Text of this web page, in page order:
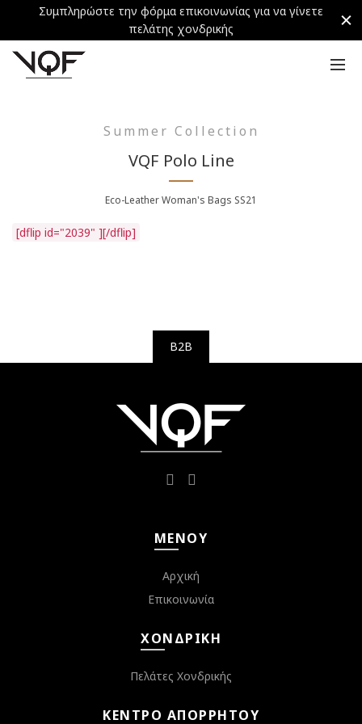
Summer Collection
VQF Polo Line
Eco-Leather Woman's Bags SS21
[dflip id="2039" ][/dflip]
B2B
ΜΕΝΟΎ
Αρχική
Επικοινωνία
ΧΟΝΔΡΙΚΉ
Πελάτες Χονδρικής
ΚΈΝΤΡΟ ΑΠΟΡΡΉΤΟΥ
Συμπληρώστε την φόρμα επικοινωνίας για να γίνετε
πελάτης χονδρικής